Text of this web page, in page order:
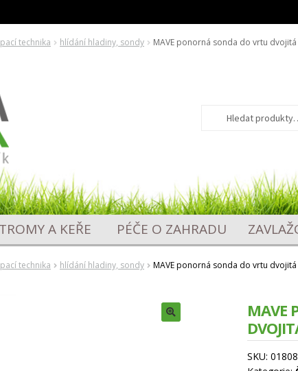
technika hlídání hladiny, sondy MAVE ponorná sonda do vrtu dvojitá
Hledat:
Hledat
A KEŘE PÉČE O ZAHRADU
technika hlídání hladiny, sondy MAVE ponorná sonda do vrtu dvojitá
MAVE
SKU: